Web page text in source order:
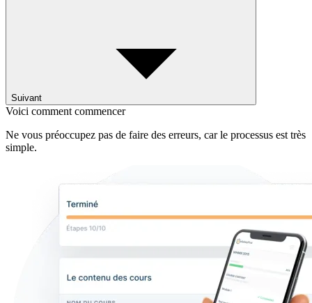
Suivant
Voici comment commencer
Ne vous préoccupez pas de faire des erreurs, car le processus est très
simple.